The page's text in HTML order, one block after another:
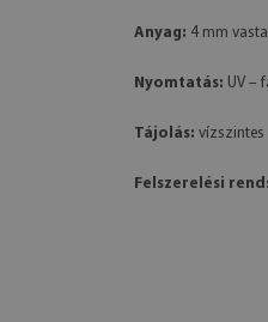
Anyag: 4 mm
Nyomtatás: UV –
Tájolás: vízszintes
Felszerelési